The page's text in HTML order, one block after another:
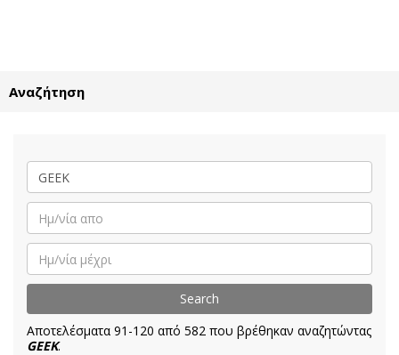
Κύπρος
Παιδεία
Υγεία
Πολιτική
Βουλευτικές 2026
Εκλογές 2024
Προεδρικές 2023
Αρθρογραφία
The Hill
Αγγελίες
Ενοικιάζονται
Πωλούνται
Αναζήτηση
Αποτελέσματα 91-120 από 582 που βρέθηκαν αναζητώντας
GEEK.